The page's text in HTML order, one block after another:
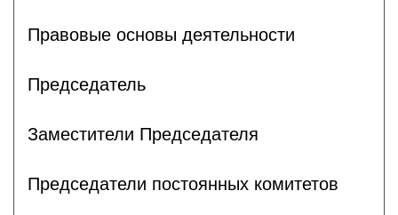
Правовые основы деятельности
Председатель
Заместители Председателя
Председатели постоянных комитетов